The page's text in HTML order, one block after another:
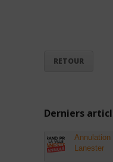
RETOUR
Derniers
Lanester